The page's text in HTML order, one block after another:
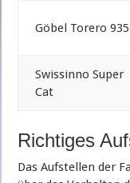
Göbel Torero 935
Swissinno Super
Cat
Richtiges
Das Aufstellen der